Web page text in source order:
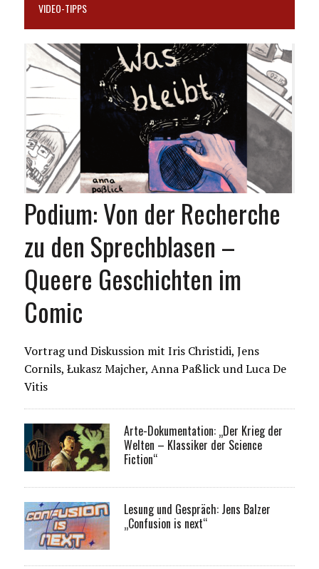
VIDEO-TIPPS
Podium: Von der Recherche
zu den Sprechblasen –
Queere Geschichten im
Comic
Vortrag und Diskussion mit Iris Christidi, Jens
Cornils, Łukasz Majcher, Anna Paßlick und Luca De
Vitis
Arte-Dokumentation: „Der Krieg der
Welten – Klassiker der Science
Fiction“
Lesung und Gespräch: Jens Balzer
„Confusion is next“